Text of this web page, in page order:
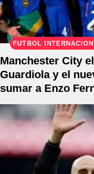
FÚTBOL
Manchester City
Guardiola y el
sumar a Enzo